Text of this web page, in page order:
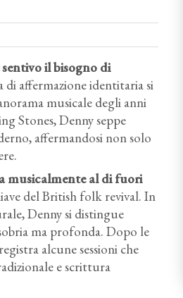
sentivo il bisogno di
di affermazione identitaria si
musicale degli anni
Stones, Denny seppe
affermandosi non solo
musicalmente al di fuori
del British folk revival. In
Denny si distingue
ma profonda. Dopo le
alcune sessioni che
e scrittura